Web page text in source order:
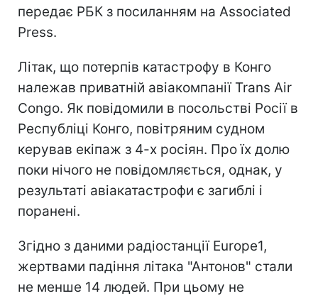
передає РБК з посиланням на Associated
Press.
Літак, що потерпів катастрофу в Конго
належав приватній авіакомпанії Trans Air
Congo. Як повідомили в посольстві Росії в
Республіці Конго, повітряним судном
керував екіпаж з 4-х росіян. Про їх долю
поки нічого не повідомляється, однак, у
результаті авіакатастрофи є загиблі і
поранені.
Згідно з даними радіостанції Europe1,
жертвами падіння літака "Антонов" стали
не менше 14 людей. При цьому не